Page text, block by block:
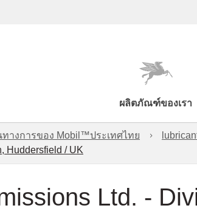
ผลิตภัณฑ์ของเรา
งการของ Mobil™ประเทศไทย
Huddersfield / UK
Ltd. -